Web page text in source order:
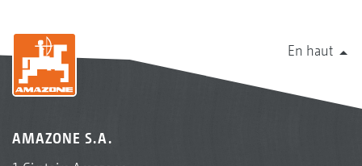
En haut
AMAZONE S.A.